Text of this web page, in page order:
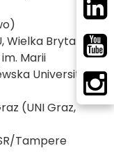
Wielka Brytania)
Marii
University
(UNI Graz,
Tampere